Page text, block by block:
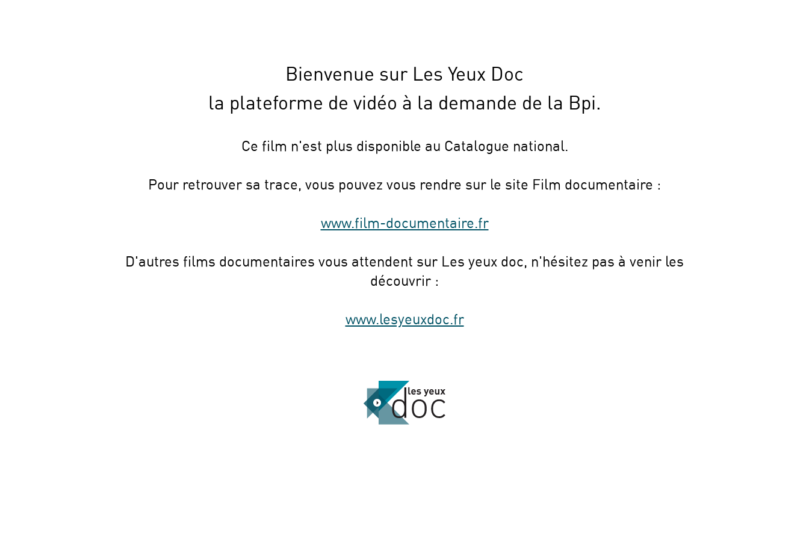
Bienvenue sur Les Yeux Doc
la plateforme de vidéo à la demande de la Bpi.
Ce film n'est plus disponible au Catalogue national.
Pour retrouver sa trace, vous pouvez vous rendre sur le site Film documentaire :
www.film-documentaire.fr
D'autres films documentaires vous attendent sur Les yeux doc, n'hésitez pas à venir les
découvrir :
www.lesyeuxdoc.fr